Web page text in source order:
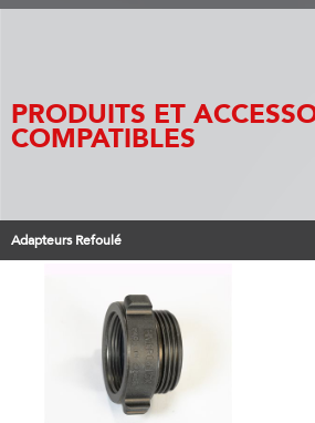
PRODUITS ET
COMPATIBLES
Adapteurs Refoulé